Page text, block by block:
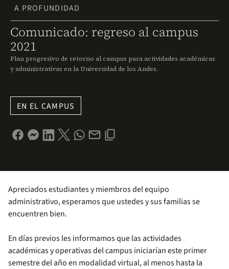
A PROFUNDIDAD
Comunicado: regreso al campus
2021
Plan progresivo de retorno al campus para actividades académicas
y administrativas en la Universidad de los Andes.
EN EL CAMPUS
Apreciados estudiantes y miembros del equipo
administrativo, esperamos que ustedes y sus familias se
encuentren bien.
En días previos les informamos que las actividades
académicas y operativas del campus iniciarían este primer
semestre del año en modalidad virtual, al menos hasta la